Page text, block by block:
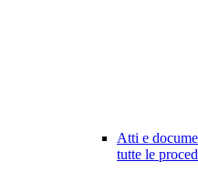
Atti e
tutte le